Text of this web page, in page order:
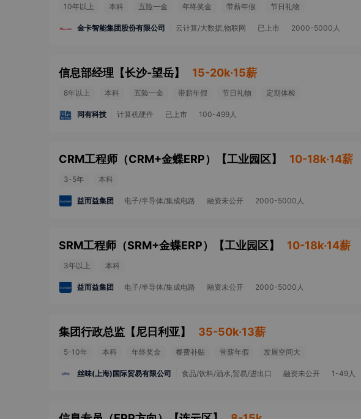
10年以上 本科 五险一金 年终奖金 带薪年假 节日礼物
金卡智能集团股份有限公司 云计算/大数据,物联网 已上市 2000-5000人
信息部经理 【长沙-望岳】 15-20k·15薪
8年以上 本科 五险一金 带薪年假 节日礼物 定期体检
同有科技 计算机硬件 已上市 100-499人
CRM工程师（CRM+金蝶ERP） 【工业园区】 10-18k·14薪
3-5年 本科
益而益集团 电子/半导体/集成电路 融资未公开 2000-5000人
SRM工程师（SRM+金蝶ERP） 【工业园区】 10-18k·14薪
3年以上 本科
益而益集团 电子/半导体/集成电路 融资未公开 2000-5000人
集团行政总监 【尼日利亚】 35-50k·13薪
5-10年 本科 年终奖金 餐费补贴 带薪年假 发展空间大
丝味(上海)国际贸易有限公司 食品/饮料/酒水,贸易/进出口 融资未公开 1-49人